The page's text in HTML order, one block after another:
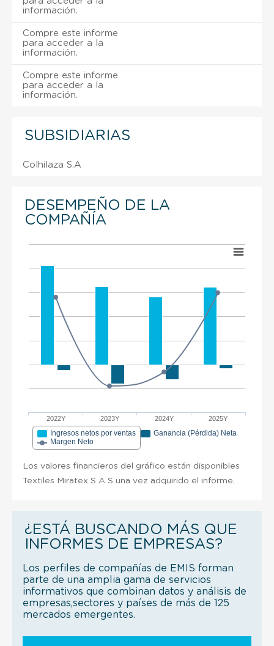
información.
Compre este informe
para acceder a la
información.
Compre este informe
para acceder a la
información.
SUBSIDIARIAS
Colhilaza S.A
DESEMPEÑO DE LA
COMPAÑÍA
2022Y 2023Y 2024Y 2025Y
Ingresos netos por ventas
Ganancia (Pérdida) Neta
Margen Neto
Los valores financieros del gráfico están disponibles
Textiles Miratex S A S una vez adquirido el informe.
¿ESTÁ BUSCANDO MÁS QUE
INFORMES DE EMPRESAS?
Los perfiles de compañías de EMIS forman
parte de una amplia gama de servicios
informativos que combinan datos y análisis de
empresas,sectores y países de más de 125
mercados emergentes.